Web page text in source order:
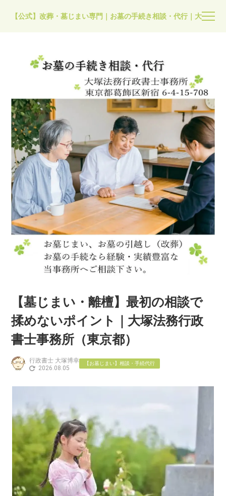
【公式】改葬・墓じまい専門｜お墓の手続き相談・代行｜大塚法
【墓じまい・離檀】最初の相談で
揉めないポイント｜大塚法務行政
書士事務所（東京都）
行政書士 大塚博幸
2026.08.05
【お墓じまい】相談・手続代行